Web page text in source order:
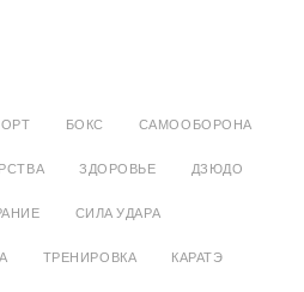
БОКС САМООБОРОНА
ЗДОРОВЬЕ ДЗЮДО
СИЛА УДАРА
ТРЕНИРОВКА КАРАТЭ